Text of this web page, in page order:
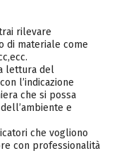
rilevare
di materiale come
lettura del
l’indicazione
che si possa
e
che vogliono
con professionalità